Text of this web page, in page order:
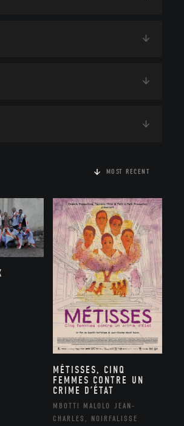
MOST RECENT
MÉTISSES, CINQ
FEMMES CONTRE UN
CRIME D’ÉTAT
MBOTTI MALOLO JEAN-
CHARLES, NOIRFALISSE